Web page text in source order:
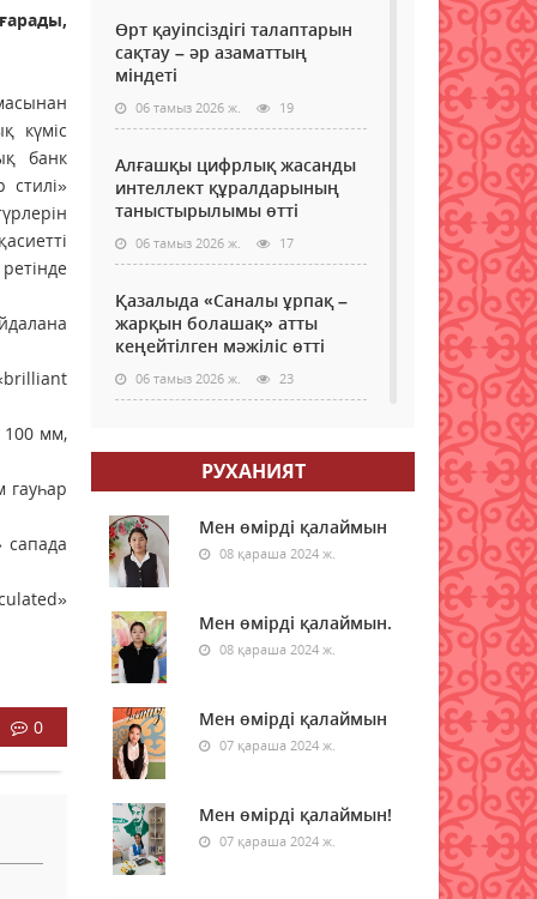
күміс
банк
100 мм,
гауһар
сапада
0
Өрт қауіпсіздігі талаптарын
сақтау – әр азаматтың
міндеті
06 тамыз 2026 ж. 19
Алғашқы цифрлық жасанды
интеллект құралдарының
таныстырылымы өтті
06 тамыз 2026 ж. 17
Қазалыда «Саналы ұрпақ –
жарқын болашақ» атты
кеңейтілген мәжіліс өтті
06 тамыз 2026 ж. 23
көшуге ең қолайлы ел
06 тамыз 2026 ж.
Алтынның құны қайта өсті:
бағалы металл бағасының
шарықтауына не әсер етуде
05 тамыз 2026 ж. 102
Тапшы өңірлерге үздік
педагогтарды тарту
ережелері өзгерді
05 тамыз 2026 ж.
Мемлекеттік қызметтер үшін
ұялы телефонды цифрлық
РУХАНИЯТ
Мен өмірді қалаймын
08 қараша 2024 ж.
Мен өмірді қалаймын.
08 қараша 2024 ж.
Мен өмірді қалаймын
07 қараша 2024 ж.
Мен өмірді қалаймын!
07 қараша 2024 ж.